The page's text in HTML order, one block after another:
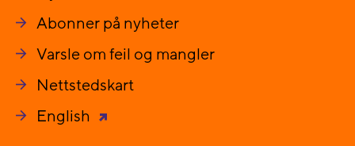
Abonner på nyheter
Varsle om feil og mangler
Nettstedskart
English